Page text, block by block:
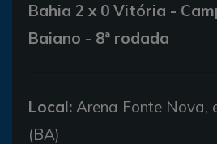
Bahia 2 x 0 Vitória -
Baiano - 8ª rodada
Local: Arena Fonte Nova,
(BA)